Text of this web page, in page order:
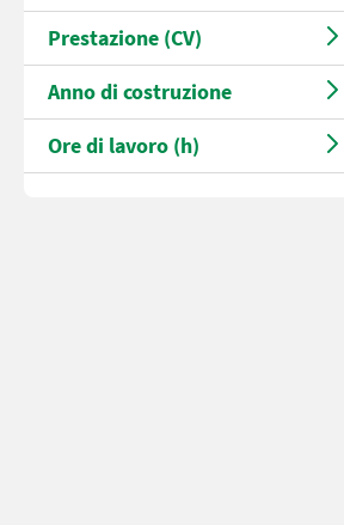
Prestazione (CV)
Anno di costruzione
Ore di lavoro (h)